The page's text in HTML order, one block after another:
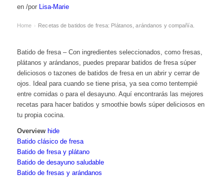
en /por Lisa-Marie
Home › Recetas de batidos de fresa: Plátanos, arándanos y compañía.
Batido de fresa – Con ingredientes seleccionados, como fresas,
plátanos y arándanos, puedes preparar batidos de fresa súper
deliciosos o tazones de batidos de fresa en un abrir y cerrar de
ojos. Ideal para cuando se tiene prisa, ya sea como tentempié
entre comidas o para el desayuno. Aquí encontrarás las mejores
recetas para hacer batidos y smoothie bowls súper deliciosos en
tu propia cocina.
Overview hide
Batido clásico de fresa
Batido de fresa y plátano
Batido de desayuno saludable
Batido de fresas y arándanos